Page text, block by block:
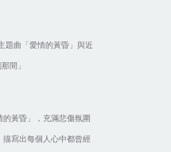
曲「愛情的黃昏」與近
間」
黃昏」，充滿悲傷氛圍
寫出每個人心中都曾經